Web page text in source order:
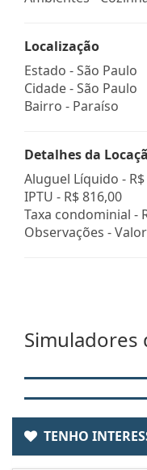
Localização
Estado -São Paulo
Cidade -São Paulo
Bairro - Paraíso
Detalhes da
Aluguel Líquido -
IPTU - R$ 816,00
Taxa condominial -
Observações -
Simuladores
TENHO